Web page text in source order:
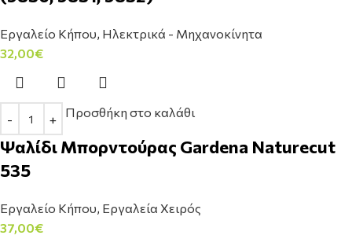
Εργαλείο Κήπου, Ηλεκτρικά - Μηχανοκίνητα
32,00€
Προσθήκη στο καλάθι
Ψαλίδι Μπορντούρας Gardena Naturecut
535
Εργαλείο Κήπου, Εργαλεία Χειρός
37,00€